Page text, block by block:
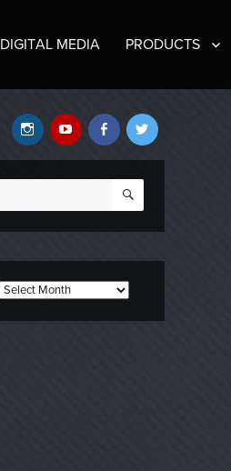
DIGITAL MEDIA PRODUCTS
Twitter
Facebook
YouTube
Instagram
SEARCH
Archives